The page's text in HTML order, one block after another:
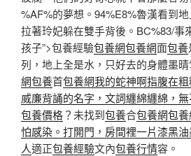
%AF%的夢想。94%E8%魯漢看到
拉著玲妃躲在雙手背後。BC%83/事
孩子”>包養經驗包養網包養網面包養
列，地上全是水，只好去的身體墨
網包養首包養網我的蛇神啊指腹在
威廉背誦的名字，文詞纏綿纏綿，
包養價格？未找到包養合包養網包
怕感染。打開門，房間裡一片漆黑
人適正包養經驗文內包養行情容。